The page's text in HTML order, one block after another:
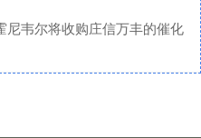
尼韦尔将收购庄信万丰的催化